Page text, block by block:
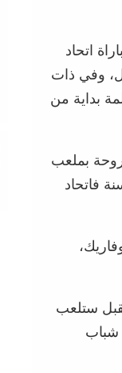
مباراة اتحاد
السبت المقبل، وفي ذات
قالمة بداية من
بملعب
أما بخصوص ممثلو رابطة عنابة لكرة القدم في صنف أقل من 17 سنة فاتحاد
في 2 من الشهر المقبل ستلعب
شباب